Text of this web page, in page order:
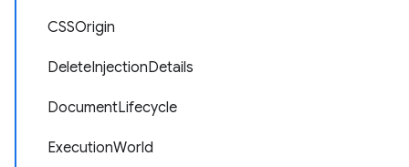
CSSOrigin
DeleteInjectionDetails
DocumentLifecycle
ExecutionWorld